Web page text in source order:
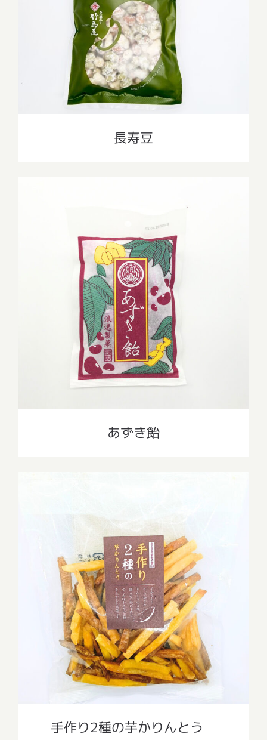
長寿豆
長寿豆
あずき飴
あずき飴
手作り2種の芋かりんとう
手作り2種の芋かりんとう